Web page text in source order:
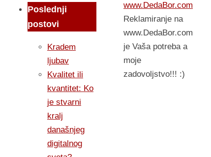
Poslednji
postovi
Kradem
ljubav
Kvalitet ili
kvantitet: Ko
je stvarni
kralj
današnjeg
digitalnog
www.DedaBor.com
Reklamiranje na
www.DedaBor.com
je Vaša potreba a
moje
zadovoljstvo!!! :)